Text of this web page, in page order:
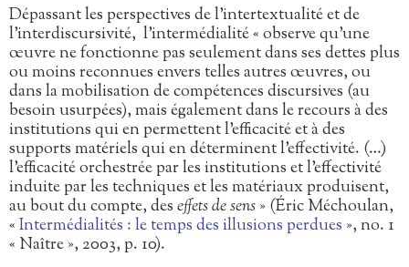
Dépassant les perspectives de l’intertextualité et de
l’interdiscursivité, l’intermédialité « observe qu’une
œuvre ne fonctionne pas seulement dans ses dettes plus
ou moins reconnues envers telles autres œuvres, ou
dans la mobilisation de compétences discursives (au
besoin usurpées), mais également dans le recours à des
institutions qui en permettent l’efficacité et à des
supports matériels qui en déterminent l’effectivité. (…)
l’efficacité orchestrée par les institutions et l’effectivité
induite par les techniques et les matériaux produisent,
au bout du compte, deseffets de sens» (Éric Méchoulan,
«Intermédialités : le temps des illusions perdues », no. 1
« Naître », 2003, p. 10).